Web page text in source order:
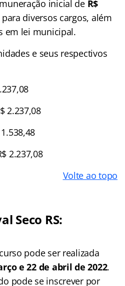
inicial de R$
para diversos cargos, além
em lei municipal.
e seus respectivos
2.237,08
1.538,48
2.237,08
Volte ao topo
Seco RS:
pode ser realizada
e 22 de abril de 2022.
pode se inscrever por